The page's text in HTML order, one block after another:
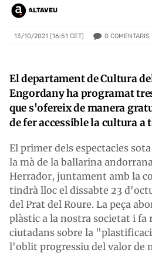
ALTAVEU
13/10/2021 (16:51 CET) 0 COMENTARIS
El departament de Cultura
Engordany ha programat
que s'ofereix de manera
de fer accessible la cultura a
El primer dels espectacles
la mà de la ballarina
Herrador, juntament amb la
tindrà lloc el dissabte 23
del Prat del Roure. La peça
plàstic a la nostra societat i fa
ciutadans sobre la
l'oblit progressiu del valor de